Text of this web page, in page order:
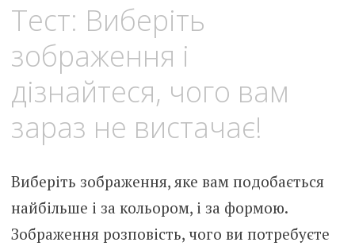
Тест: Виберіть
зображення і
дізнайтеся, чого вам
зараз не вистачає!
Виберіть зображення, яке вам подобається
найбільше і за кольором, і за формою.
Зображення розповість, чого ви потребуєте